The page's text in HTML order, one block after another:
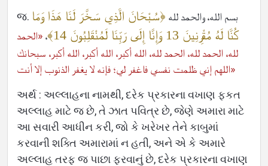
ભાષાઓ
જ. بسم الله، والحمد لله ﴿سُبْحَانَ الَّذِي سَخَّرَ لَنَا هَذَا وَمَا
كُنَّا لَهُ مُقْرِنِينَ 13 وَإِنَّا إِلَى رَبِّنَا لَمُنْقَلِبُونَ 14﴾
، «الحمد
لله، الحمد لله، الحمد لله، الله أكبر، الله أكبر، الله أكبر، سبحانك
اللهم إني ظلمت نفسي فاغفر لي؛ فإنه لا يغفر الذنوب إلا أنت»
અર્થ : અલ્લાહના નામથી, દરેક પ્રકારના વખાણ ફકત
અલ્લાહ માટે જ છે, તે ઝાત પવિત્ર છે, જેણે અમારા માટે
આ સવારી આધીન કરી, જો કે ખરેખર તેને કાબુમાં
કરવાની શક્તિ અમારામાં ન હતી, અને એ કે અમારે
અલ્લાહ તરફ જ પાછા ફરવાનું છે, દરેક પ્રકારના વખાણ